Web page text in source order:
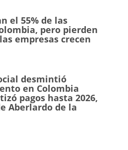
el 55% de las
pero pierden
empresas crecen
desmintió
en Colombia
pagos hasta 2026,
Aberlardo de la